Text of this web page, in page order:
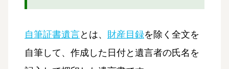
自筆証書遺言とは、 財産目録を除く全文を
自筆して、作成した日付と遺言者の氏名を